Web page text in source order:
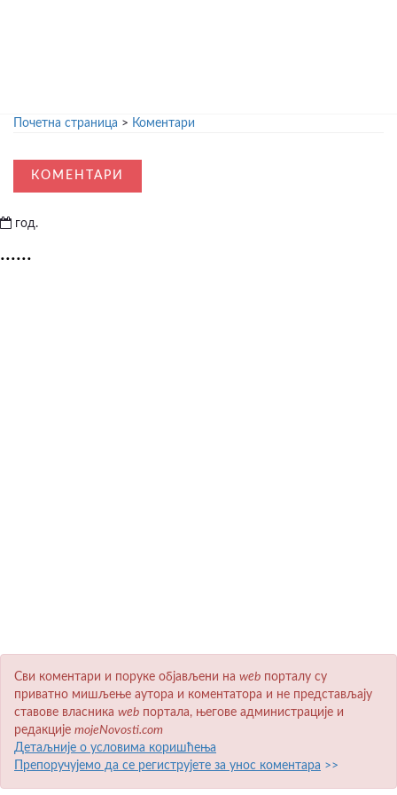
Почетна страница > Коментари
КОМЕНТАРИ
год.
......
Сви коментари и поруке објављени на wеb порталу су
приватно мишљење аутора и коментатора и не представљају
ставове власника wеb портала, његове администрације и
редакције mojeNovosti.com
Детаљније о условима коришћења
Препоручујемо да се региструјете за унос коментара >>